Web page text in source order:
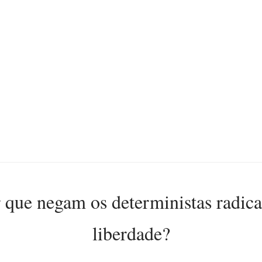
negam os deterministas
liberdade?